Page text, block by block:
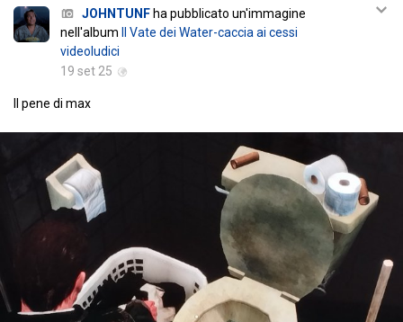
JOHNTUNF ha pubblicato un'immagine
nell'album
Il Vate dei Water-caccia ai cessi
videoludici
19 set 25
Il pene di max